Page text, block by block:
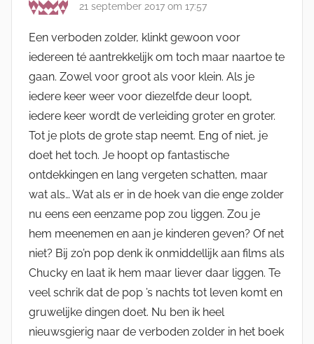
21 september 2017 om 17:57
Een verboden zolder, klinkt gewoon voor
iedereen té aantrekkelijk om toch maar naartoe te
gaan. Zowel voor groot als voor klein. Als je
iedere keer weer voor diezelfde deur loopt,
iedere keer wordt de verleiding groter en groter.
Tot je plots de grote stap neemt. Eng of niet, je
doet het toch. Je hoopt op fantastische
ontdekkingen en lang vergeten schatten, maar
wat als… Wat als er in de hoek van die enge zolder
nu eens een eenzame pop zou liggen. Zou je
hem meenemen en aan je kinderen geven? Of net
niet? Bij zo’n pop denk ik onmiddellijk aan films als
Chucky en laat ik hem maar liever daar liggen. Te
veel schrik dat de pop ’s nachts tot leven komt en
gruwelijke dingen doet. Nu ben ik heel
nieuwsgierig naar de verboden zolder in het boek